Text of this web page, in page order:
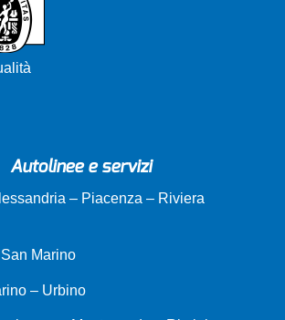
Autolinee e servizi
– Piacenza – Riviera
Marino
– Urbino